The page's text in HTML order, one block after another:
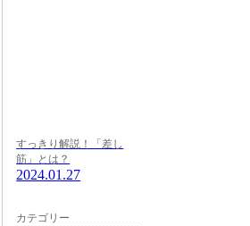
すっきり解説！「差し
筋」とは？
2024.01.27
カテゴリー